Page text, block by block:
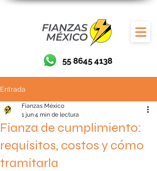
55 8645 4138
Entrada
Fianza de cumplimiento:
requisitos, costos y cómo
tramitarla
Fianzas México
1 jun4 min de lectura